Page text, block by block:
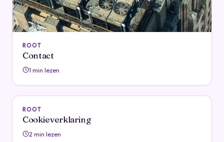
ROOT
Contact
1 min lezen
ROOT
Cookieverklaring
2 min lezen